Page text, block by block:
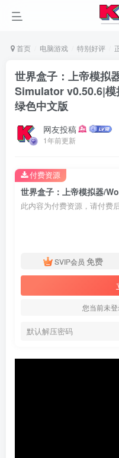
首页 电脑游戏 特别好评
世界盒子：上帝模拟
Simulator v0.50.6|模
绿色中文版
网友投稿
1年前更新
此内容为付费资源，请付费
SVIP会员 免费
您当前未
默认解压密码
付费资源